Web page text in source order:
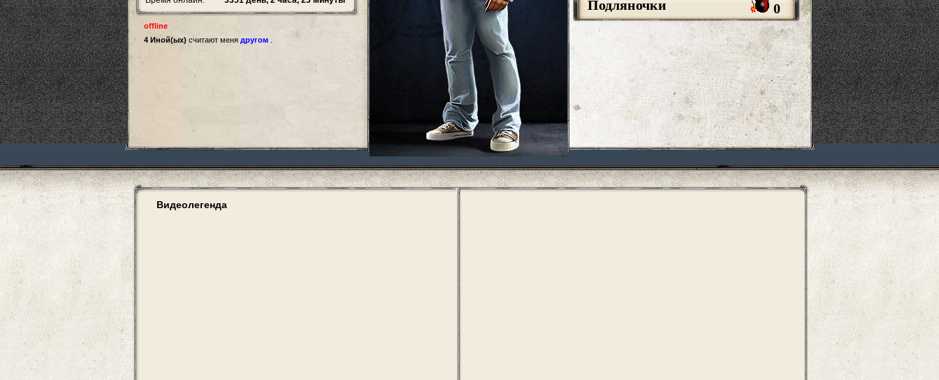
offline
4 Иной(ых) считают меня другом
Подляночки 0
Видеолегенда